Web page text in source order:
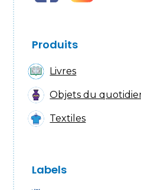
Produits
Livres
Objets du
Textiles
Labels